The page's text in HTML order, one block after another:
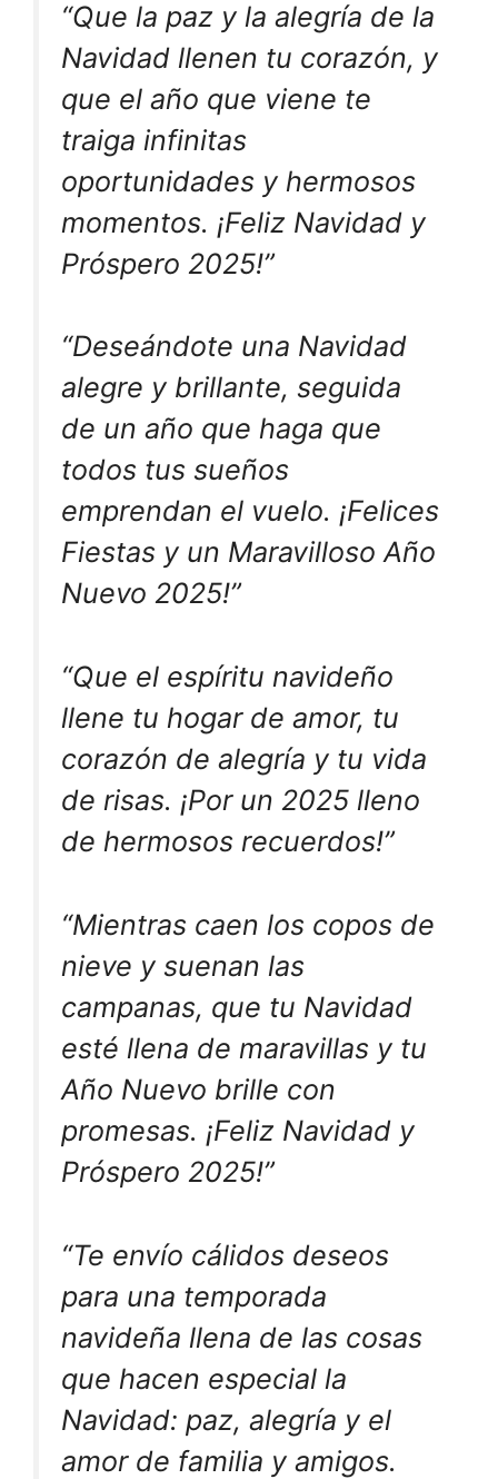
“Que la paz y la alegría de la
Navidad llenen tu corazón, y
que el año que viene te
traiga infinitas
oportunidades y hermosos
momentos. ¡Feliz Navidad y
Próspero 2025!”
“Deseándote una Navidad
alegre y brillante, seguida
de un año que haga que
todos tus sueños
emprendan el vuelo. ¡Felices
Fiestas y un Maravilloso Año
Nuevo 2025!”
“Que el espíritu navideño
llene tu hogar de amor, tu
corazón de alegría y tu vida
de risas. ¡Por un 2025 lleno
de hermosos recuerdos!”
“Mientras caen los copos de
nieve y suenan las
campanas, que tu Navidad
esté llena de maravillas y tu
Año Nuevo brille con
promesas. ¡Feliz Navidad y
Próspero 2025!”
“Te envío cálidos deseos
para una temporada
navideña llena de las cosas
que hacen especial la
Navidad: paz, alegría y el
amor de familia y amigos.